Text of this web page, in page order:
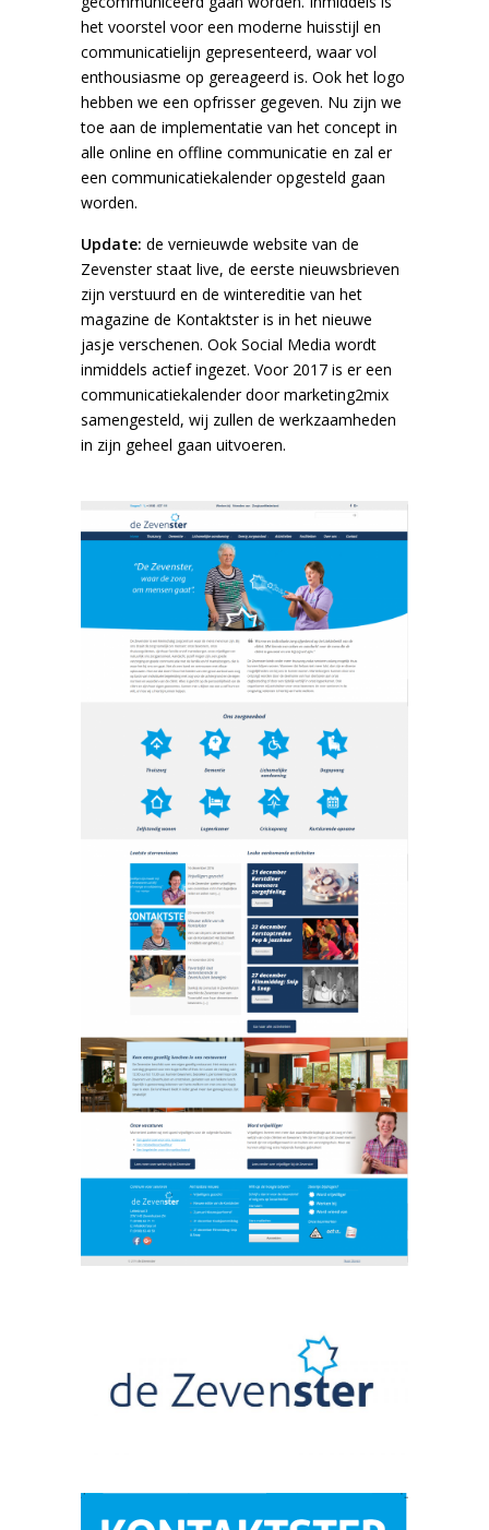
het voorstel voor een moderne huisstijl en
communicatielijn gepresenteerd, waar vol
enthousiasme op gereageerd is. Ook het logo
hebben we een opfrisser gegeven. Nu zijn we
toe aan de implementatie van het concept in
alle online en offline communicatie en zal er
een communicatiekalender opgesteld gaan
worden.
Update: de vernieuwde website van de
Zevenster staat live, de eerste nieuwsbrieven
zijn verstuurd en de wintereditie van het
magazine de Kontaktster is in het nieuwe
jasje verschenen. Ook Social Media wordt
inmiddels actief ingezet. Voor 2017 is er een
communicatiekalender door marketing2mix
samengesteld, wij zullen de werkzaamheden
in zijn geheel gaan uitvoeren.